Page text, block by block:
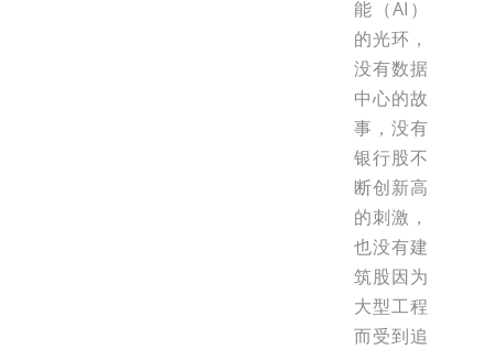
能（AI）
的光环，
没有数据
中心的故
事，没有
银行股不
断创新高
的刺激，
也没有建
筑股因为
大型工程
而受到追